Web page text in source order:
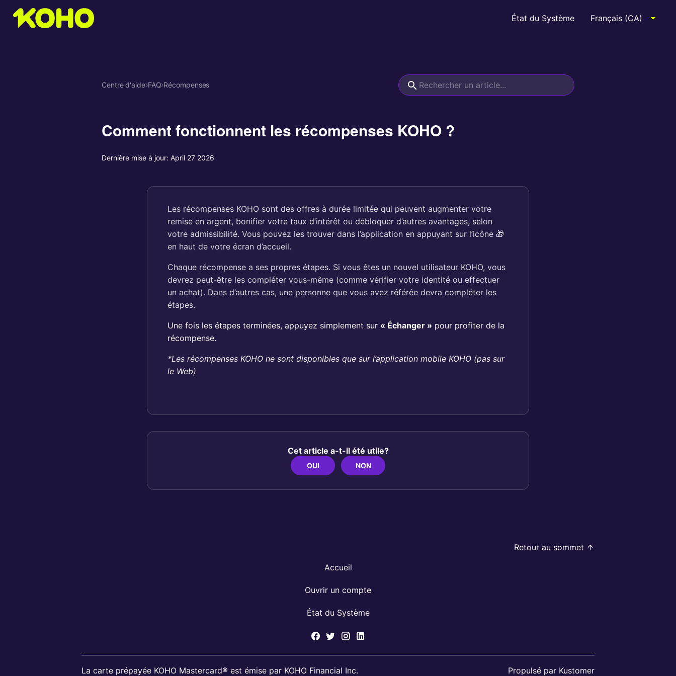
État du Système
Centre d'aide›FAQ›Récompenses
Comment fonctionnent les récompenses KOHO ?
Dernière mise à jour: April 27 2026
Les récompenses KOHO sont des offres à durée limitée qui peuvent augmenter votre
remise en argent, bonifier votre taux d’intérêt ou débloquer d’autres avantages, selon
votre admissibilité. Vous pouvez les trouver dans l’application en appuyant sur l’icône 🎁
en haut de votre écran d’accueil.
Chaque récompense a ses propres étapes. Si vous êtes un nouvel utilisateur KOHO, vous
devrez peut-être les compléter vous-même (comme vérifier votre identité ou effectuer
un achat). Dans d’autres cas, une personne que vous avez référée devra compléter les
étapes.
Une fois les étapes terminées, appuyez simplement sur « Échanger » pour profiter de la
récompense.
*Les récompenses KOHO ne sont disponibles que sur l’application mobile KOHO (pas sur
le Web)
Cet article a-t-il été utile?
OUI NON
Retour au sommet
Accueil
Ouvrir un compte
État du Système
La carte prépayée KOHO Mastercard® est émise par KOHO Financial Inc. Propulsé par Kustomer